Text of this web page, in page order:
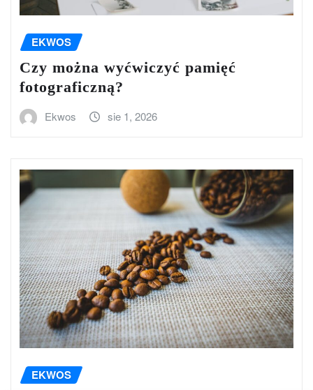
EKWOS
Czy można wyćwiczyć pamięć
fotograficzną?
Ekwos sie 1, 2026
EKWOS